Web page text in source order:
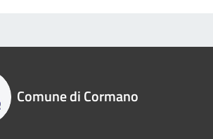
Comune di Cormano